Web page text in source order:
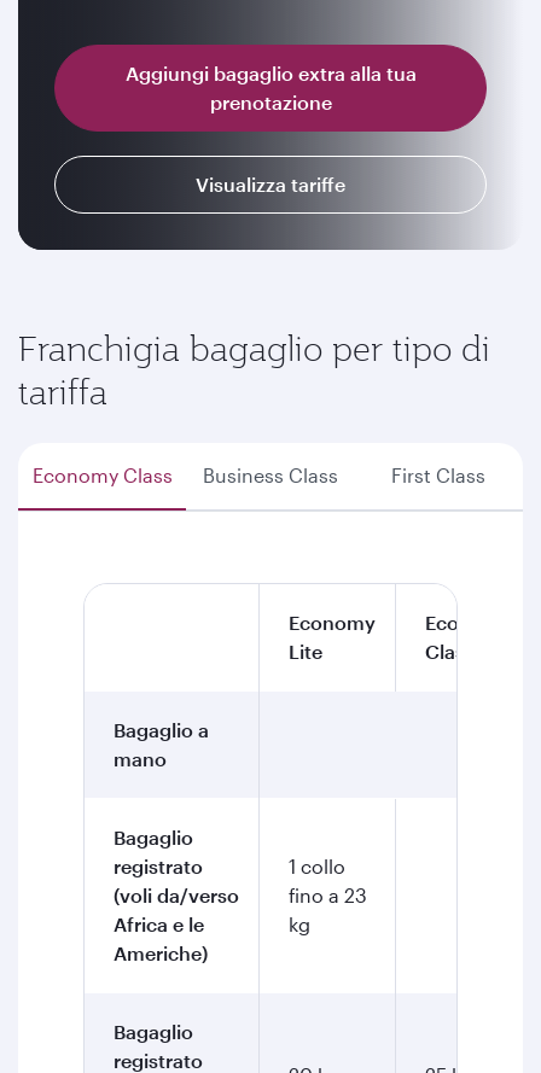
Aggiungi bagaglio extra alla tua
prenotazione
Visualizza tariffe
Franchigia bagaglio per tipo di
tariffa
Economy Class Business Class First Class
Economy
Lite
Economy
Classic
Bagaglio a
mano
Bagaglio
registrato
(voli da/verso
Africa e le
Americhe)
1 collo
fino a 23
kg
Bagaglio
registrato